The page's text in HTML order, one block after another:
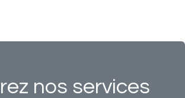
nos services